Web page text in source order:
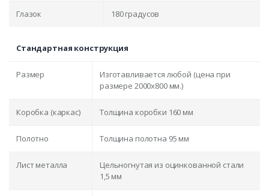
Глазок 180 градусов
Стандартная конструкция
Размер
Изготавливается любой (цена при
размере 2000x800 мм.)
Коробка (каркас) Толщина коробки 160 мм
Полотно Толщина полотна 95 мм
Лист металла
Цельногнутая из оцинкованной стали
1,5 мм